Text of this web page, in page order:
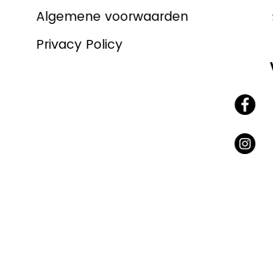
Algemene voorwaarden
Privacy Policy